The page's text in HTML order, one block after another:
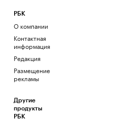
РБК
О компании
Контактная
информация
Редакция
Размещение
рекламы
Другие
продукты
РБК